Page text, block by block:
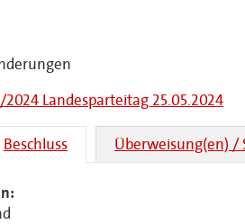
2024 Landesparteitag 25.05.2024
Beschluss Überweisung(en) /